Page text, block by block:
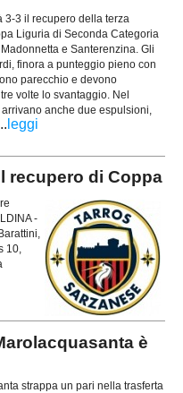
3-3 il recupero della terza
Liguria di Seconda Categoria
e Santerenzina. Gli
finora a punteggio pieno con
parecchio e devono
volte lo svantaggio. Nel
anche due espulsioni,
leggi
recupero di Coppa
-
10,
è
strappa un pari nella trasferta